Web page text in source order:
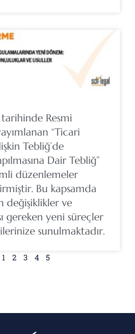
Resmi
“Ticari
Tebliğ’de
Dair Tebliğ”
düzenlemeler
Bu kapsamda
değişiklikler ve
gereken yeni süreçler
sunulmaktadır.
1 2 3 4 5